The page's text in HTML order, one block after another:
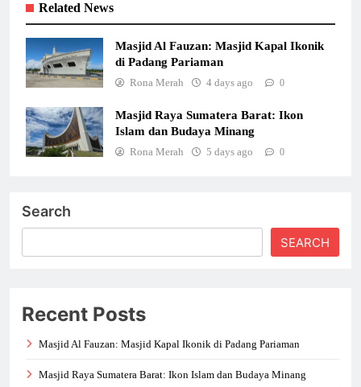
Related News
Masjid Al Fauzan: Masjid Kapal Ikonik
di Padang Pariaman
Rona Merah 4 days ago 0
Masjid Raya Sumatera Barat: Ikon
Islam dan Budaya Minang
Rona Merah 5 days ago 0
Search
SEARCH
Recent Posts
Masjid Al Fauzan: Masjid Kapal Ikonik di Padang Pariaman
Masjid Raya Sumatera Barat: Ikon Islam dan Budaya Minang